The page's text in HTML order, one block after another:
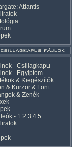
Atlantis
- Csillagkapu
- Egyiptom
& Kiegészítők
& Kurzor & Font
& Zenék
- 1 2 3 4 5